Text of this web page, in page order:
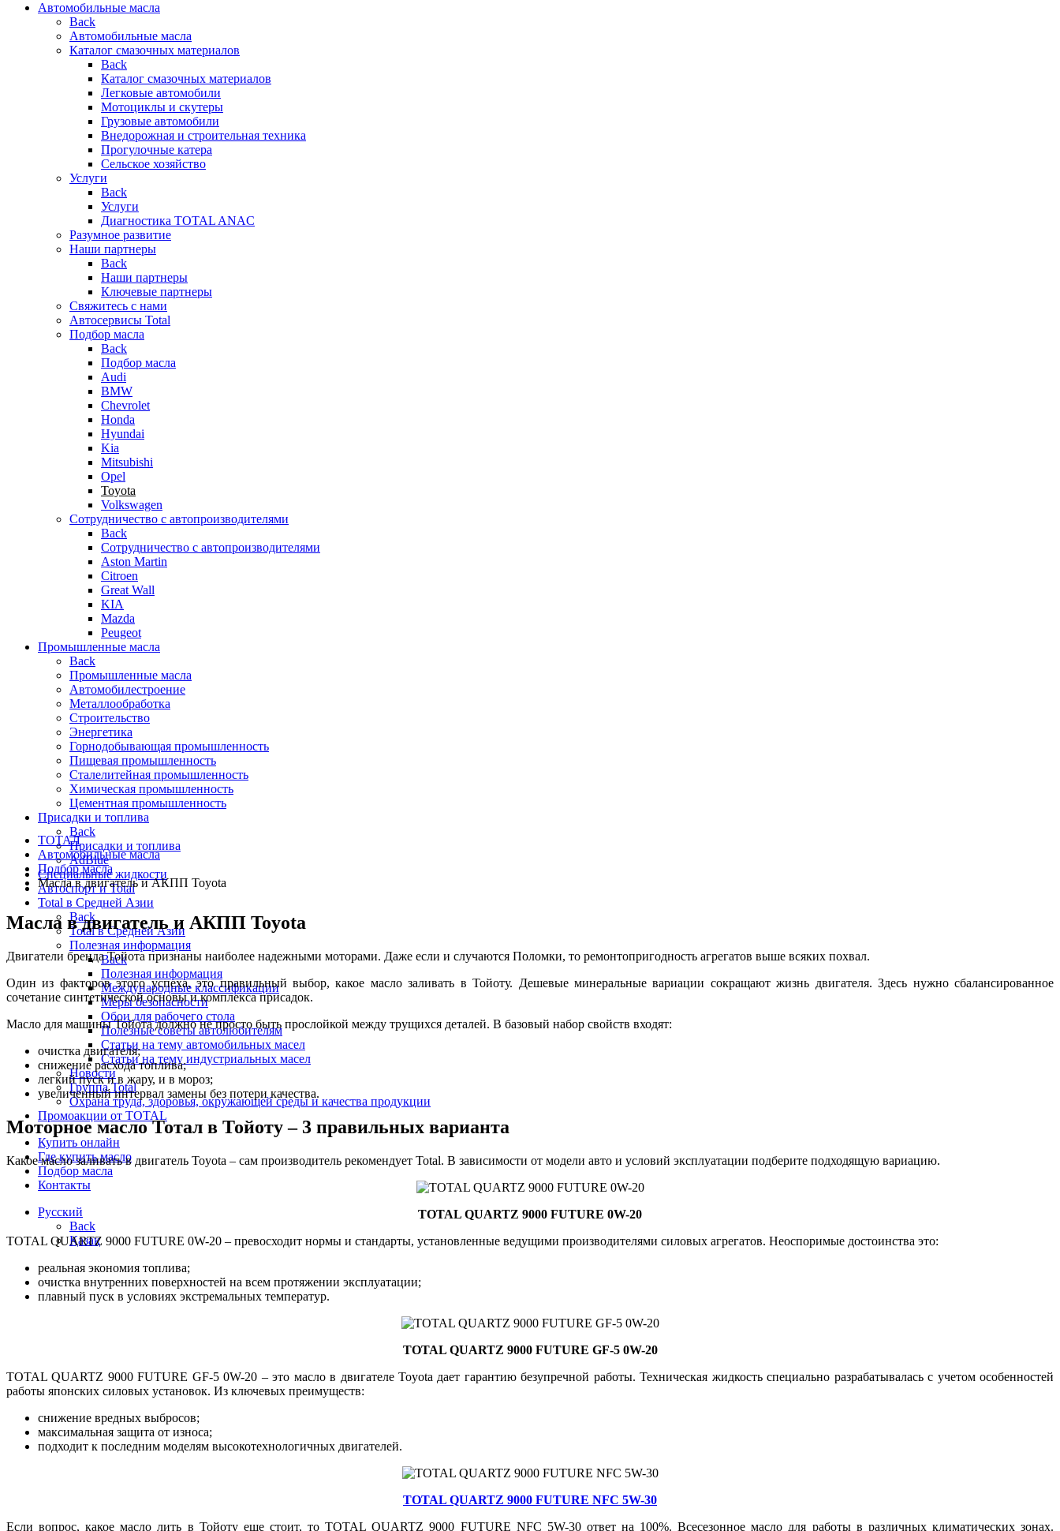
Автомобильные масла
Back
Автомобильные масла
Каталог смазочных материалов
Back
Каталог смазочных материалов
Легковые автомобили
Мотоциклы и скутеры
Грузовые автомобили
Внедорожная и строительная техника
Прогулочные катера
Сельское хозяйство
Услуги
Back
Услуги
Диагностика TOTAL ANAC
Разумное развитие
Наши партнеры
Back
Наши партнеры
Ключевые партнеры
Свяжитесь с нами
Автосервисы Total
Подбор масла
Back
Подбор масла
Audi
BMW
Chevrolet
Honda
Hyundai
Kia
Mitsubishi
Opel
Toyota
Volkswagen
Сотрудничество с автопроизводителями
Back
Сотрудничество с автопроизводителями
Aston Martin
Citroen
Great Wall
KIA
Mazda
Peugeot
Промышленные масла
Back
Промышленные масла
Автомобилестроение
Металлообработка
Строительство
Энергетика
Горнодобывающая промышленность
Пищевая промышленность
Сталелитейная промышленность
Химическая промышленность
Цементная промышленность
Присадки и топлива
Back
Присадки и топлива
AdBlue
Специальные жидкости
Автоспорт и Total
Total в Средней Азии
Back
Total в Средней Азии
Полезная информация
Back
Полезная информация
Международные классификации
Меры безопасности
Обои для рабочего стола
Полезные советы автолюбителям
Статьи на тему автомобильных масел
Статьи на тему индустриальных масел
Новости
Группа Total
Охрана труда, здоровья, окружающей среды и качества продукции
Промоакции от TOTAL
Купить онлайн
Где купить масло
Подбор масла
Контакты
Русский
Back
Қазақ
ТОТАЛ
Автомобильные масла
Подбор масла
Масла в двигатель и АКПП Toyota
Масла в двигатель и АКПП Toyota
Двигатели бренда Тойота признаны наиболее надежными моторами. Даже если и случаются Поломки, то ремонтопригодность агрегатов выше всяких похвал.
Один из факторов этого успеха, это правильный выбор, какое масло заливать в Тойоту. Дешевые минеральные вариации сокращают жизнь двигателя. Здесь нужно сбалансированное
сочетание синтетической основы и комплекса присадок.
Масло для машины Тойота должно не просто быть прослойкой между трущихся деталей. В базовый набор свойств входят:
очистка двигателя;
снижение расхода топлива;
легкий пуск и в жару, и в мороз;
увеличенный интервал замены без потери качества.
Моторное масло Тотал в Тойоту – 3 правильных варианта
Какое масло заливать в двигатель Toyota – сам производитель рекомендует Total. В зависимости от модели авто и условий эксплуатации подберите подходящую вариацию.
TOTAL QUARTZ 9000 FUTURE 0W-20
TOTAL QUARTZ 9000 FUTURE 0W-20 – превосходит нормы и стандарты, установленные ведущими производителями силовых агрегатов. Неоспоримые достоинства это:
реальная экономия топлива;
очистка внутренних поверхностей на всем протяжении эксплуатации;
плавный пуск в условиях экстремальных температур.
TOTAL QUARTZ 9000 FUTURE GF-5 0W-20
TOTAL QUARTZ 9000 FUTURE GF-5 0W-20 – это масло в двигателе Toyota дает гарантию безупречной работы. Техническая жидкость специально разрабатывалась с учетом особенностей
работы японских силовых установок. Из ключевых преимуществ:
снижение вредных выбросов;
максимальная защита от износа;
подходит к последним моделям высокотехнологичных двигателей.
TOTAL QUARTZ 9000 FUTURE NFC 5W-30
Если вопрос, какое масло лить в Тойоту еще стоит, то TOTAL QUARTZ 9000 FUTURE NFC 5W-30 ответ на 100%. Всесезонное масло для работы в различных климатических зонах.